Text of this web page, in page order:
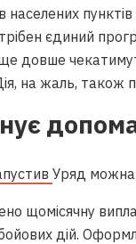
пунктів
єдиний
довше
на жаль, також
Уряд можна
щомісячну
дій.